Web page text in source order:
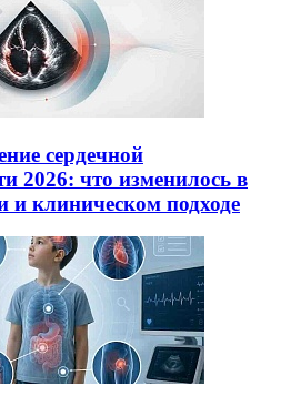
сердечной
2026: что изменилось в
и клиническом подходе